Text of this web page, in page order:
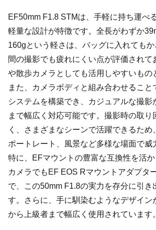
EF50mm F1.8 STMは、手軽に持ち運べ
軽量な設計が特徴です。全長がわずか
160gという軽さは、バッグに入れても
間の撮影でも疲れにくい点が評価されて
や散歩カメラとしても活用しやすいもの
また、カメラボディと組み合わせること
システムを構築でき、カジュアルな撮影
まで幅広く対応可能です。撮影時の取り
く、さまざまなシーンで活躍できるため
ポートレート、風景など多様な場面で威
特に、EFマウントの豊富な互換性を活
カメラでもEF EOS Rマウントアダプタ
で、この50mm F1.8の実力を存分に引き
す。さらに、手に馴染むようなデザイン
から上級者まで幅広く使用されています。